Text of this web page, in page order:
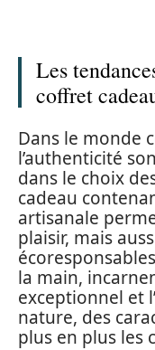
Les
coffret
Dans le monde
l’authenticité
dans le choix
cadeau
artisanale
plaisir, mais
la main,
exceptionnel et
nature, des
plus en plus les